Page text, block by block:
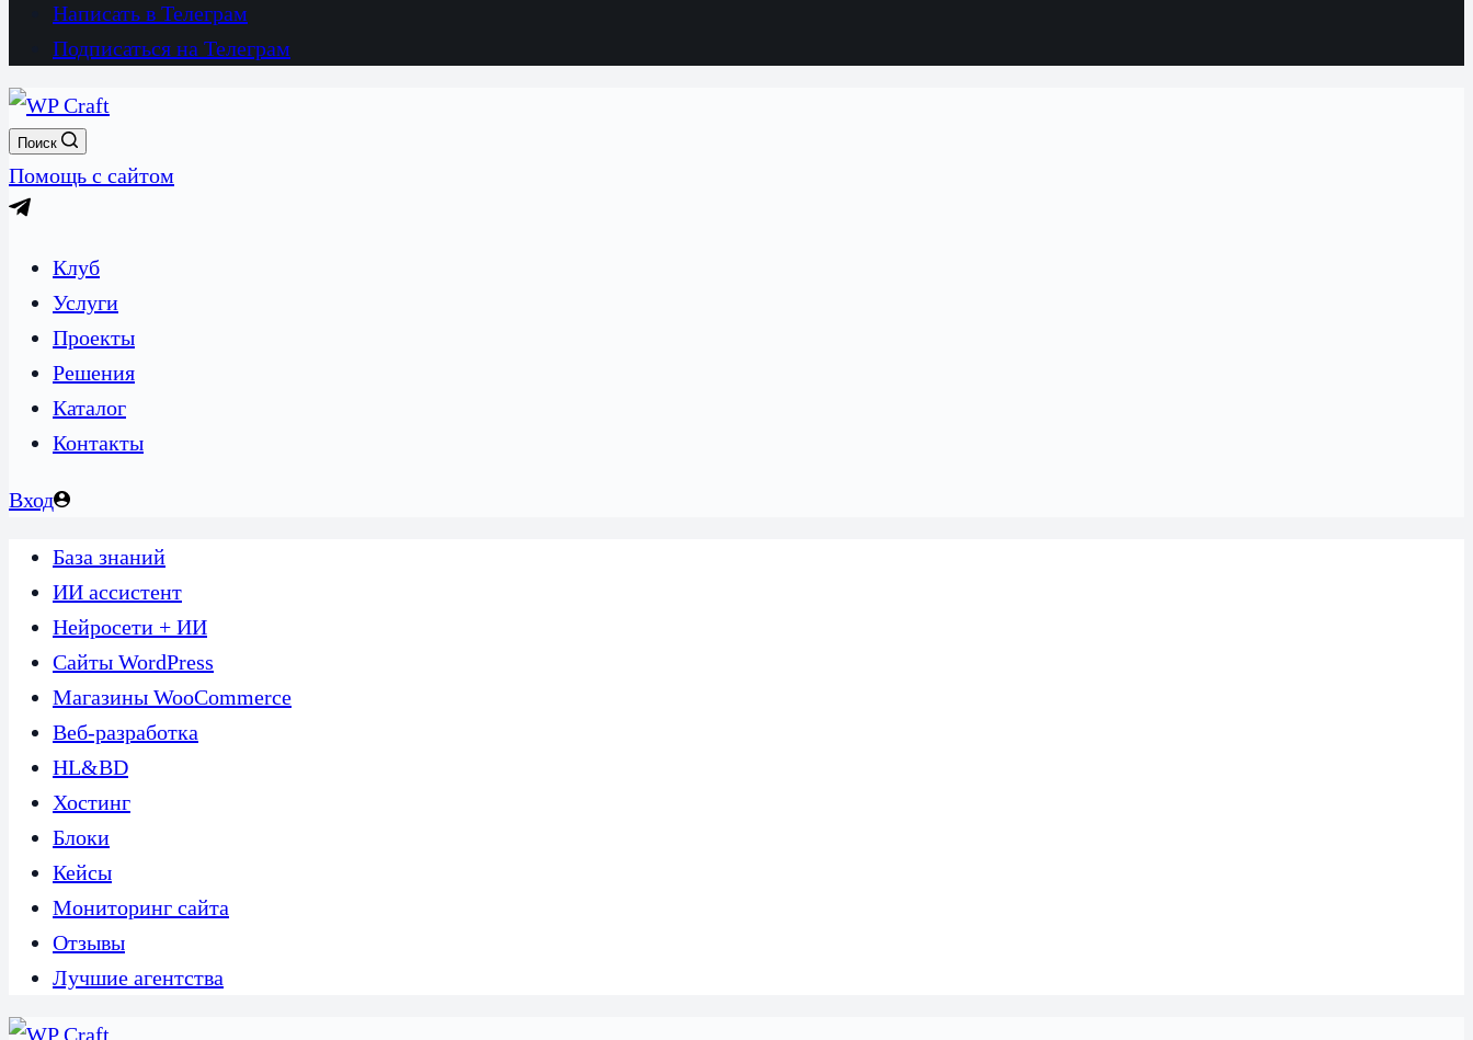
Написать в Телеграм
Подписаться на Телеграм
Поиск
Помощь с сайтом
Клуб
Услуги
Проекты
Решения
Каталог
Контакты
Вход
База знаний
ИИ ассистент
Нейросети + ИИ
Сайты WordPress
Магазины WooCommerce
Веб-разработка
HL&BD
Хостинг
Блоки
Кейсы
Мониторинг сайта
Отзывы
Лучшие агентства